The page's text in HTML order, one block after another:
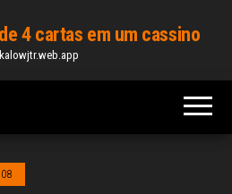
4 cartas em um cassino